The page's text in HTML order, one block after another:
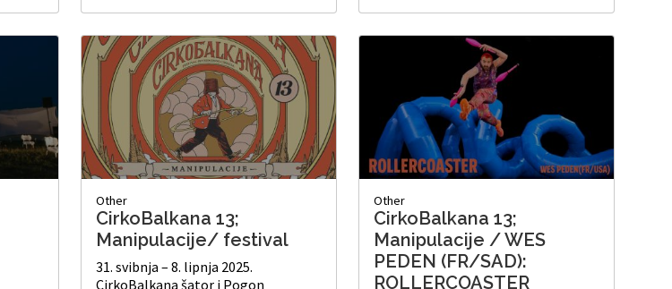
Other
CirkoBalkana 13;
Manipulacije/ festival
31. svibnja – 8. lipnja 2025.
CirkoBalkana šator i Pogon
Other
CirkoBalkana 13;
Manipulacije / WES
PEDEN (FR/SAD):
ROLLERCOASTER